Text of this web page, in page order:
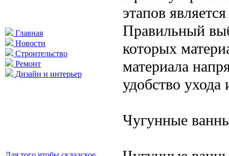
Главная
Новости
Строительство
Ремонт
Дизайн и интерьер
этапов
Правильный
которых
материала
удобство
Чугунные